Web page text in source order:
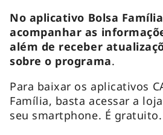
No aplicativo Bolsa
acompanhar as
além de receber
sobre o programa.
Para baixar os aplicativos
Família, basta acessar a
seu smartphone. É gratuito.